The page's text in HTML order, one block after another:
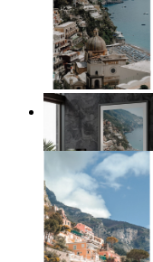
Coastal Architecture
Ab
14,95 €